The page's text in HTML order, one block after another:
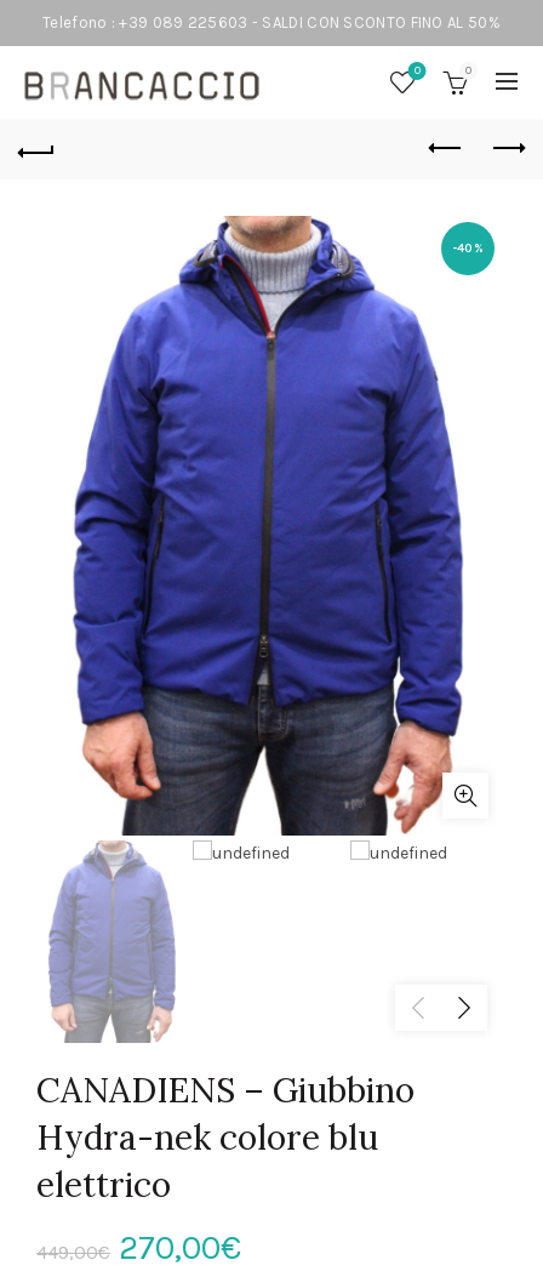
Telefono : +39 089 225603 - SALDI CON SCONTO FINO AL 50%
0 0
-40%
CANADIENS – Giubbino
Hydra-nek colore blu
elettrico
449,00€ Il
270,00€Il